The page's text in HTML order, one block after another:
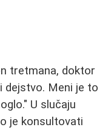
tretmana, doktor
dejstvo. Meni je to
U slučaju
je konsultovati